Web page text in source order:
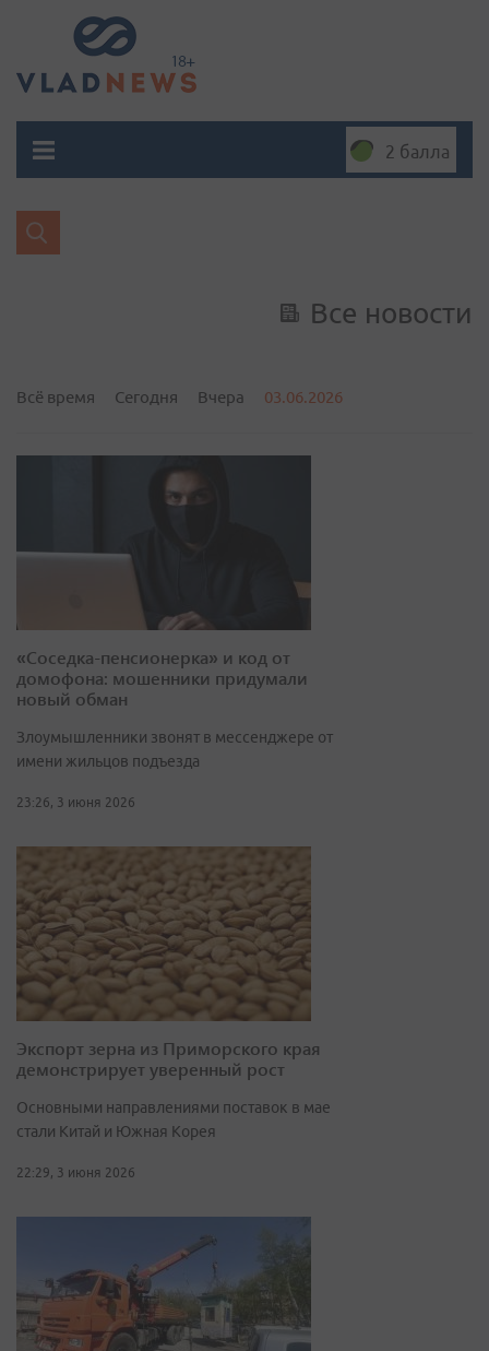
2 балла
Все новости
Всё время Сегодня Вчера 03.06.2026
«Соседка-пенсионерка» и код от
домофона: мошенники придумали
новый обман
Злоумышленники звонят в мессенджере от
имени жильцов подъезда
23:26, 3 июня 2026
Экспорт зерна из Приморского края
демонстрирует уверенный рост
Основными направлениями поставок в мае
стали Китай и Южная Корея
22:29, 3 июня 2026